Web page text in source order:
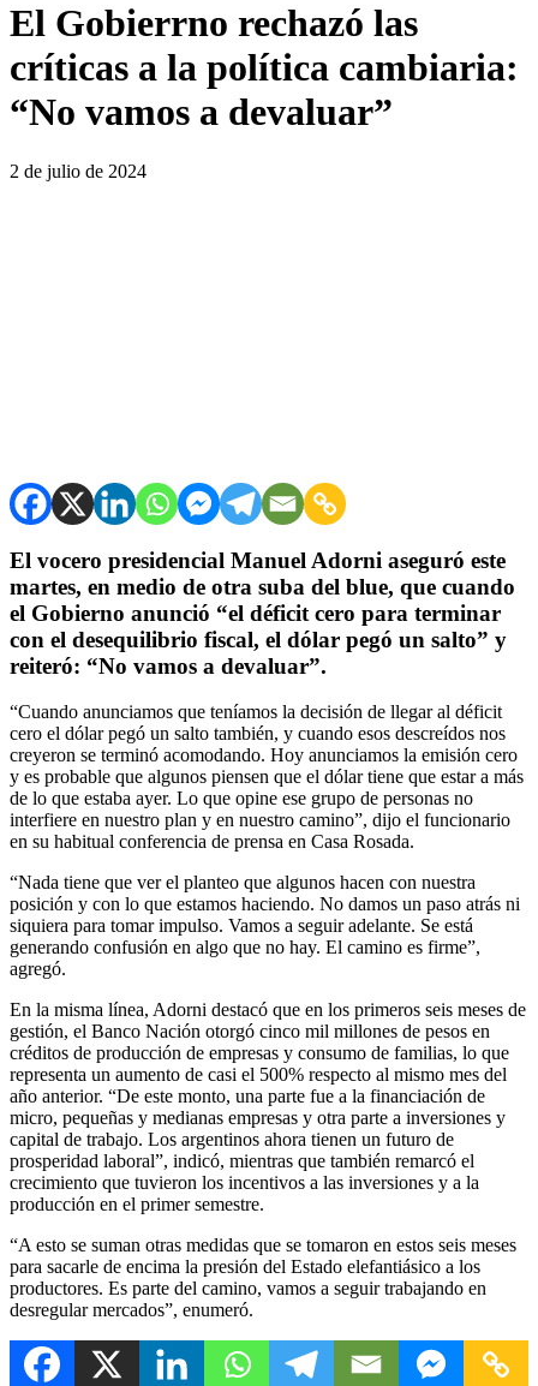
El Gobierrno rechazó las
críticas a la política cambiaria:
“No vamos a devaluar”
2 de julio de 2024
El vocero presidencial Manuel Adorni aseguró este
martes, en medio de otra suba del blue, que cuando
el Gobierno anunció “el déficit cero para terminar
con el desequilibrio fiscal, el dólar pegó un salto” y
reiteró: “No vamos a devaluar”.
“Cuando anunciamos que teníamos la decisión de llegar al déficit
cero el dólar pegó un salto también, y cuando esos descreídos nos
creyeron se terminó acomodando. Hoy anunciamos la emisión cero
y es probable que algunos piensen que el dólar tiene que estar a más
de lo que estaba ayer. Lo que opine ese grupo de personas no
interfiere en nuestro plan y en nuestro camino”, dijo el funcionario
en su habitual conferencia de prensa en Casa Rosada.
“Nada tiene que ver el planteo que algunos hacen con nuestra
posición y con lo que estamos haciendo. No damos un paso atrás ni
siquiera para tomar impulso. Vamos a seguir adelante. Se está
generando confusión en algo que no hay. El camino es firme”,
agregó.
En la misma línea, Adorni destacó que en los primeros seis meses de
gestión, el Banco Nación otorgó cinco mil millones de pesos en
créditos de producción de empresas y consumo de familias, lo que
representa un aumento de casi el 500% respecto al mismo mes del
año anterior. “De este monto, una parte fue a la financiación de
micro, pequeñas y medianas empresas y otra parte a inversiones y
capital de trabajo. Los argentinos ahora tienen un futuro de
prosperidad laboral”, indicó, mientras que también remarcó el
crecimiento que tuvieron los incentivos a las inversiones y a la
producción en el primer semestre.
“A esto se suman otras medidas que se tomaron en estos seis meses
para sacarle de encima la presión del Estado elefantiásico a los
productores. Es parte del camino, vamos a seguir trabajando en
desregular mercados”, enumeró.